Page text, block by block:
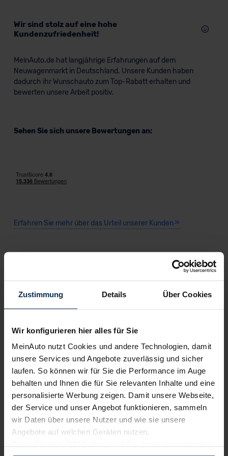
Zustimmung Details Über Cookies
Wir konfigurieren hier alles für Sie
MeinAuto nutzt Cookies und andere Technologien, damit
unsere Services und Angebote zuverlässig und sicher
laufen. So können wir für Sie die Performance im Auge
behalten und Ihnen die für Sie relevanten Inhalte und eine
personalisierte Werbung zeigen. Damit unsere Webseite,
der Service und unser Angebot funktionieren, sammeln
wir Daten über unsere Nutzer und wie sie unsere
Angebote auf welchen Geräten nutzen.
Wir sind stolz auf eine hohe
Kundenzufriedenheit!
MeinAuto.de hat langjährige Erfahrungen auf dem
Neuwagenmarkt in Deutschland. Unsere Kunden haben
dadurch ihr Wunschauto zum Top-Rabatt erhalten und
bewerten unsere Arbeit positiv.
Sehen Sie sich unsere Bewertungen an:
Erfahren Sie mehr über das Urteil unserer Kunden
KI-generiert
Skoda Scala (Test 2023): Ein Treppchen
weniger und dennoch ein Schritt nach vorn?
Seit 2019 heißt Skodas Kompaktmodell Scala; er ist der
Nachfolger des erfolgreichen Rapid. Doch seit Ende April
2023 ist der Scala ein anderer. Was sich verändert hat und